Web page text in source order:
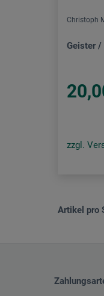
Christoph
Geister /
zzgl.
Artikel pro